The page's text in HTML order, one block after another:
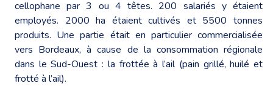
cellophane par 3 ou 4 têtes. 200 salariés y étaient
employés. 2000 ha étaient cultivés et 5500 tonnes
produits. Une partie était en particulier commercialisée
vers Bordeaux, à cause de la consommation régionale
dans le Sud-Ouest : la frottée à l’ail (pain grillé, huilé et
frotté à l’ail).